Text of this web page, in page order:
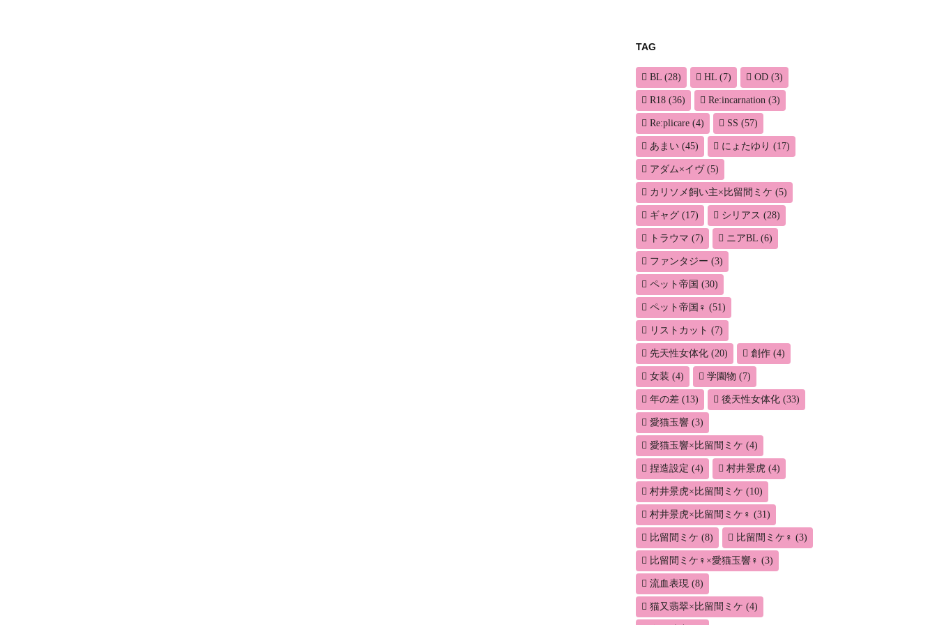
TAG
BL (28) HL (7) OD (3)
R18 (36) Re:incarnation (3)
Re:plicare (4) SS (57)
あまい (45) にょたゆり (17)
アダム×イヴ(5)
カリソメ飼い主×比留間ミケ (5)
ギャグ (17) シリアス (28)
トラウマ (7) ニアBL (6)
ファンタジー (3)
ペット帝国 (30)
ペット帝国♀ (51)
リストカット (7)
先天性女体化 (20) 創作 (4)
女装 (4) 学園物 (7)
年の差 (13) 後天性女体化 (33)
愛猫玉響 (3)
愛猫玉響×比留間ミケ (4)
捏造設定 (4) 村井景虎 (4)
村井景虎×比留間ミケ (10)
村井景虎×比留間ミケ♀ (31)
比留間ミケ (8) 比留間ミケ♀ (3)
比留間ミケ♀×愛猫玉響♀ (3)
流血表現 (8)
猫又翡翠×比留間ミケ (4)